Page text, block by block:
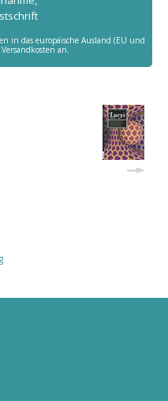
in das europäische Ausland (EU und
an.